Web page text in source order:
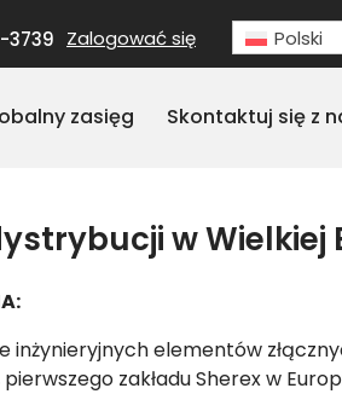
Polski
Zalogować się
3739
zasięg Skontaktuj się z
w Wielkiej
inżynieryjnych elementów
zakładu Sherex w